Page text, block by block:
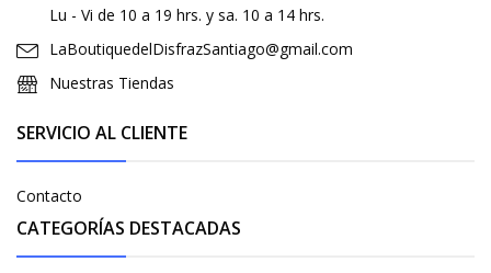
Lu - Vi de 10 a 19 hrs. y sa. 10 a 14 hrs.
LaBoutiquedelDisfrazSantiago@gmail.com
Nuestras Tiendas
SERVICIO AL CLIENTE
Contacto
CATEGORÍAS DESTACADAS